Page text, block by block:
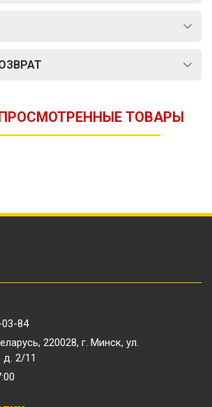
ТОВАРЫ
84
220028, г. Минск, ул.
д. 2/11